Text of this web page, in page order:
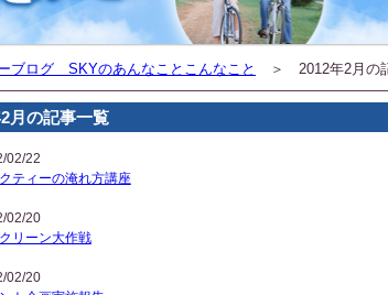
ブログ SKYのあんなことこんなこと ＞ 2012年2月の
月の記事一覧
02/22
ティーの淹れ方講座
02/20
リーン大作戦
02/20